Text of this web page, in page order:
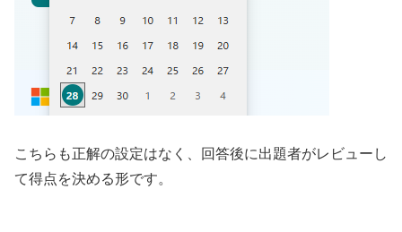
こちらも正解の設定はなく、回答後に出題者がレビューし
て得点を決める形です。